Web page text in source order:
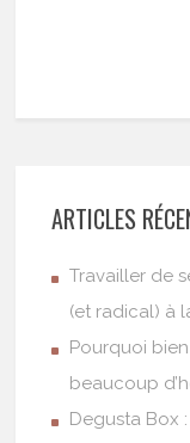
ARTICLES
Travailler de
(et radical) à
Pourquoi
beaucoup
Degusta Box